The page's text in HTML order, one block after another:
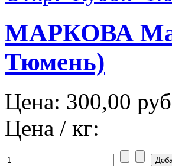
МАРКОВА
Тюмень)
Цена: 300,00 руб
Цена / кг: